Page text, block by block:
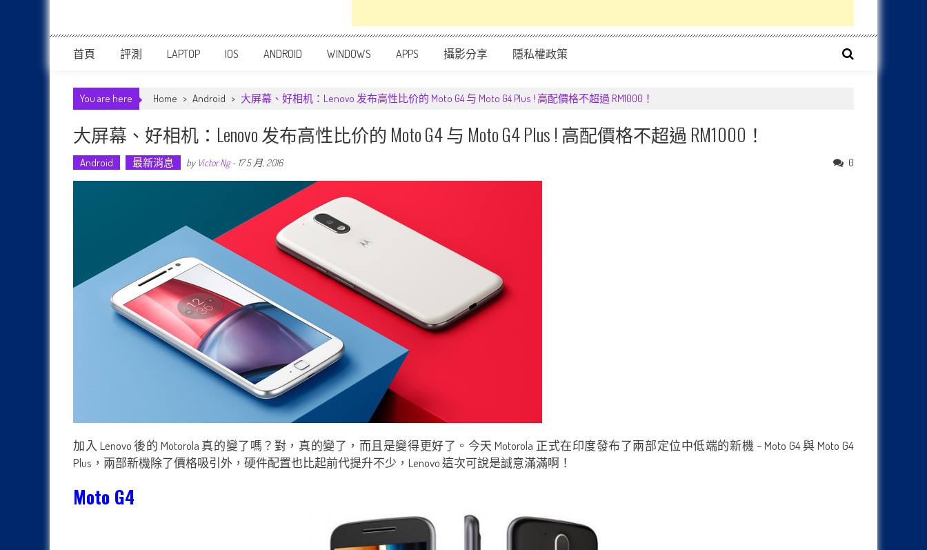
首頁 評測 LAPTOP IOS ANDROID WINDOWS APPS 攝影分享 隱私權政策
You are here Home > Android > 大屏幕、好相机：Lenovo 发布高性比价的 Moto G4 与 Moto G4 Plus ! 高配價格不超過 RM1000！
大屏幕、好相机：Lenovo 发布高性比价的 Moto G4 与 Moto G4 Plus ! 高配價格不超過 RM1000！
Android 最新消息 by Victor Ng- 17 5 月, 2016 0
加入 Lenovo 後的 Motorola 真的變了嗎？對，真的變了，而且是變得更好了。今天 Motorola 正式在印度發布了兩部定位中低端的新機 – Moto G4 與 Moto G4
Plus，兩部新機除了價格吸引外，硬件配置也比起前代提升不少，Lenovo 這次可說是誠意滿滿啊！
Moto G4